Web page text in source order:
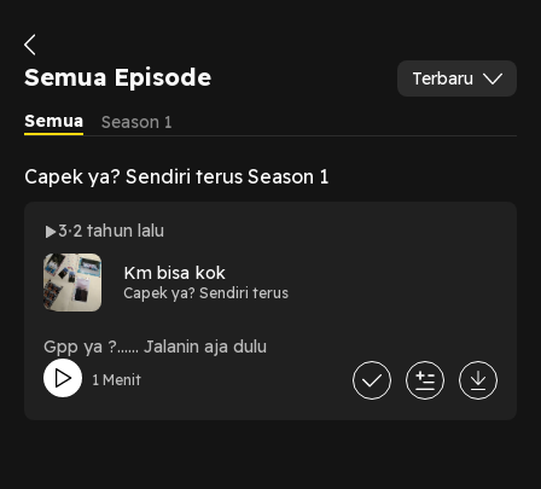
Semua Episode
Terbaru
Semua
Season 1
Capek ya? Sendiri terus Season 1
3 2 tahun lalu
Km bisa kok
Capek ya? Sendiri terus
Gpp ya ?...... Jalanin aja dulu
1 Menit